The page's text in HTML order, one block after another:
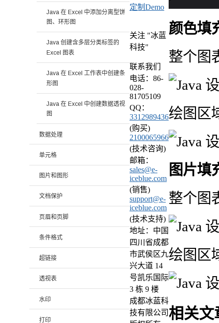
颜色填
整个图
绘图区
图片填
整个图
绘图区
相关文
Java 在 Excel 中添加分离型饼
图、环形图
Java 创建含多层分类标签的
Excel 图表
Java 在 Excel 工作表中创建条
形图
Java 在 Excel 中创建数据透视
图
数据处理
单元格
图片和图形
文档保护
页眉和页脚
条件格式
超链接
透视表
水印
打印
定制Demo
关注 "冰蓝
科技"
联系我们
电话：86-
028-
81705109
QQ：
3312989436
(购买)
2100065966
(技术咨询)
邮箱：
sales@e-
iceblue.com
(销售)
support@e-
iceblue.com
(技术支持)
地址：中国
四川省成都
市武侯区九
兴大道 14
号凯乐国际
3 栋 9 楼
成都冰蓝科
技有限公司